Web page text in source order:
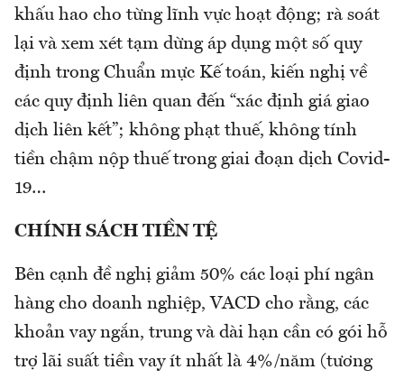
khấu hao cho từng lĩnh vực hoạt động; rà soát
lại và xem xét tạm dừng áp dụng một số quy
định trong Chuẩn mực Kế toán, kiến nghị về
các quy định liên quan đến “xác định giá giao
dịch liên kết”; không phạt thuế, không tính
tiền chậm nộp thuế trong giai đoạn dịch Covid-
19…
CHÍNH SÁCH TIỀN TỆ
Bên cạnh đề nghị giảm 50% các loại phí ngân
hàng cho doanh nghiệp, VACD cho rằng, các
khoản vay ngắn, trung và dài hạn cần có gói hỗ
trợ lãi suất tiền vay ít nhất là 4%/năm (tương